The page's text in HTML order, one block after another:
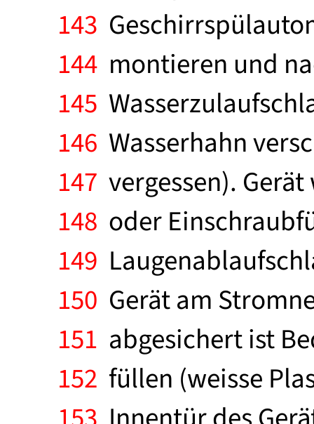
143
144 montieren und
145
146 Wasserhahn
147 vergessen).
148 oder
149
150 Gerät am
151 abgesichert ist
152 füllen (weisse